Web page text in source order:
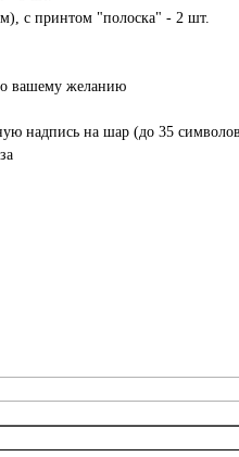
с принтом "полоска" - 2 шт.
вашему желанию
надпись на шар (до 35